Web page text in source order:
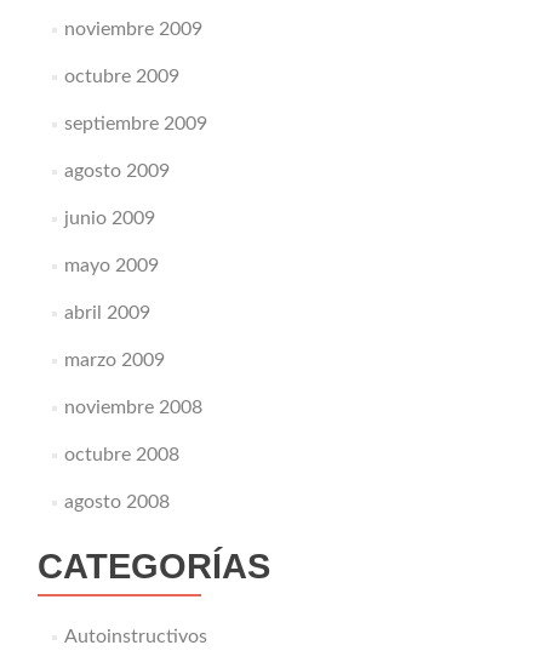
noviembre 2009
octubre 2009
septiembre 2009
agosto 2009
junio 2009
mayo 2009
abril 2009
marzo 2009
noviembre 2008
octubre 2008
agosto 2008
CATEGORÍAS
Autoinstructivos